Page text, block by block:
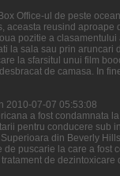
Office-ul de peste
aceasta reusind
pozitie a
la sala sau prin aruncari
la sfarsitul unui film
de camasa. In
2010-07-07 05:53:08
a fost condamnata
pentru conducere sub
din Beverly
puscarie la care a
de